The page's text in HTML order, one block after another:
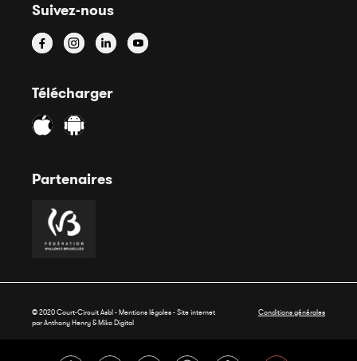
Suivez-nous
Télécharger
Partenaires
© 2020 Court-Circuit Asbl - Mentions légales - Site internet
par Anthony Henry &Miko Digital
Conditions générales